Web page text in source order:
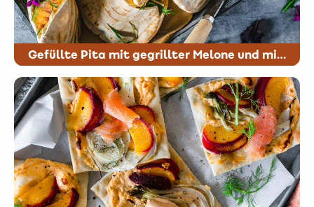
Gefüllte Pita mit gegrillter Melone und miree Lachs